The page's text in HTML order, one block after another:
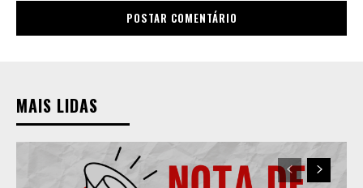
MAIS LIDAS